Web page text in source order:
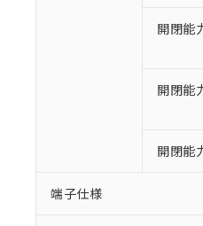
開閉能
開閉能
開閉能
端子仕様